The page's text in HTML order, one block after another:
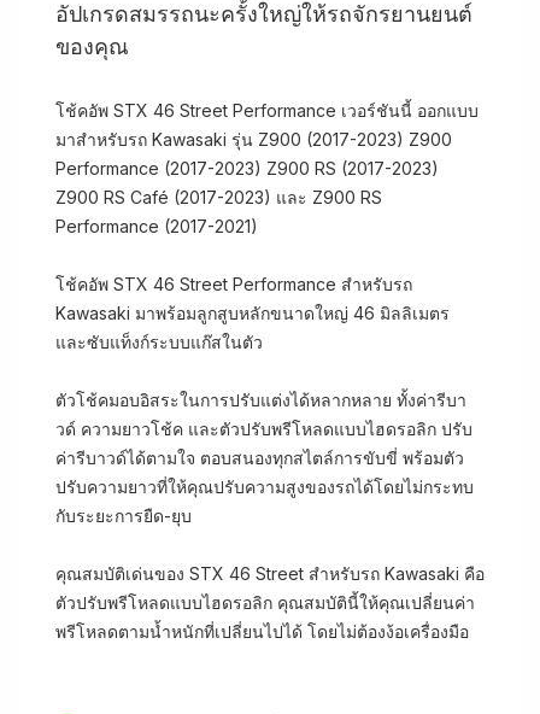
อัปเกรดสมรรถนะครั้งใหญ่ให้รถจักรยานยนต์
ของคุณ
โช้คอัพ STX 46 Street Performance เวอร์ชันนี้ ออกแบบ
มาสำหรับรถ Kawasaki รุ่น Z900 (2017-2023) Z900
Performance (2017-2023) Z900 RS (2017-2023)
Z900 RS Café (2017-2023) และ Z900 RS
Performance (2017-2021)
โช้คอัพ STX 46 Street Performance สำหรับรถ
Kawasaki มาพร้อมลูกสูบหลักขนาดใหญ่ 46 มิลลิเมตร
และซับแท็งก์ระบบแก๊สในตัว
ตัวโช้คมอบอิสระในการปรับแต่งได้หลากหลาย ทั้งค่ารีบา
วด์ ความยาวโช้ค และตัวปรับพรีโหลดแบบไฮดรอลิก ปรับ
ค่ารีบาวด์ได้ตามใจ ตอบสนองทุกสไตล์การขับขี่ พร้อมตัว
ปรับความยาวที่ให้คุณปรับความสูงของรถได้โดยไม่กระทบ
กับระยะการยืด-ยุบ
คุณสมบัติเด่นของ STX 46 Street สำหรับรถ Kawasaki คือ
ตัวปรับพรีโหลดแบบไฮดรอลิก คุณสมบัตินี้ให้คุณเปลี่ยนค่า
พรีโหลดตามน้ำหนักที่เปลี่ยนไปได้ โดยไม่ต้องง้อเครื่องมือ